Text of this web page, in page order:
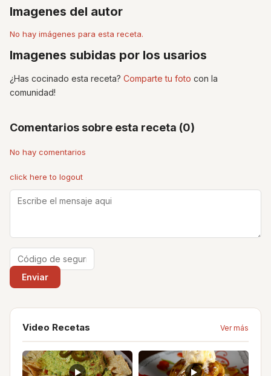
Imagenes del autor
No hay imágenes para esta receta.
Imagenes subidas por los usarios
¿Has cocinado esta receta? Comparte tu foto con la
comunidad!
Comentarios sobre esta receta (0)
No hay comentarios
click here to logout
Video Recetas Ver más